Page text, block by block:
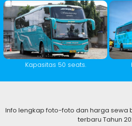
Kapasitas 50 seats.
Info lengkap foto-foto dan harga sewa
terbaru Tahun